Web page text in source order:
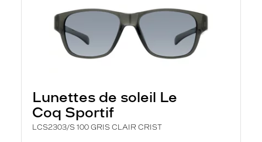
Lunettes de soleil Le
Coq Sportif
LCS2303/S 100 GRIS CLAIR CRIST